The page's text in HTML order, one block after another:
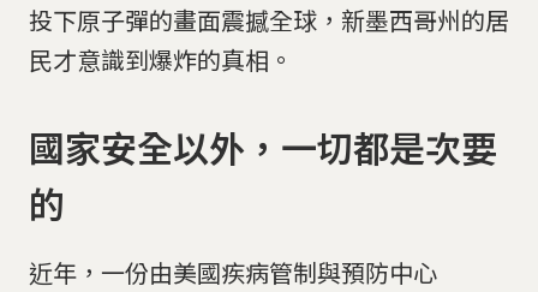
投下原子彈的畫面震撼全球，新墨西哥州的居
民才意識到爆炸的真相。
國家安全以外，一切都是次要
的
近年，一份由美國疾病管制與預防中心